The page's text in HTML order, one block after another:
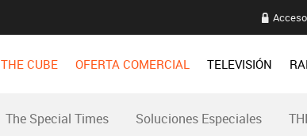
THE CUBE OFERTA COMERCIAL TELEVISIÓN
The Special Times Soluciones Especiales